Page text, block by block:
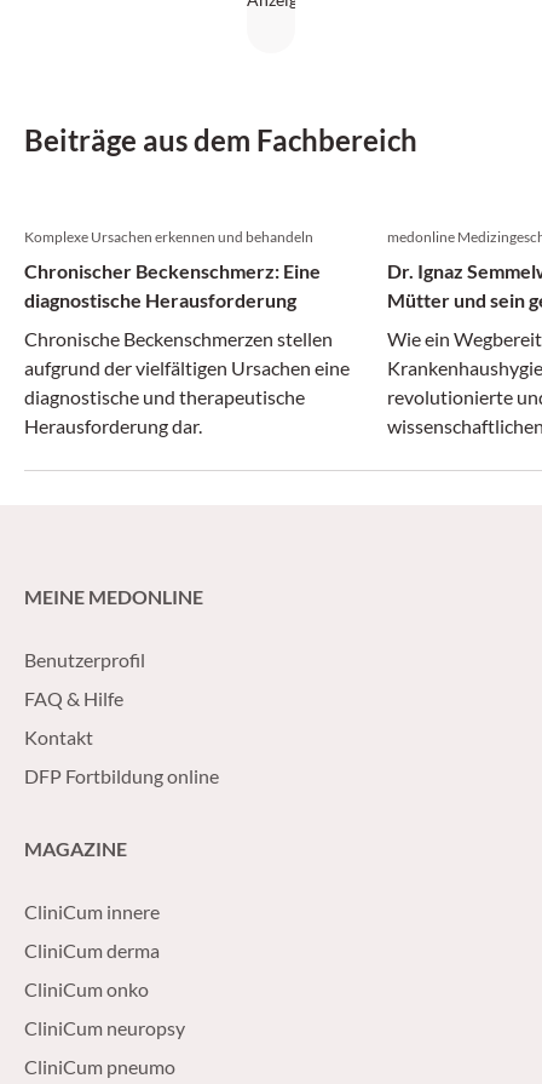
Beiträge aus dem Fachbereich
Komplexe Ursachen erkennen und behandeln
Chronischer Beckenschmerz: Eine
diagnostische Herausforderung
Chronische Beckenschmerzen stellen
aufgrund der vielfältigen Ursachen eine
diagnostische und therapeutische
Herausforderung dar.
medonline
Dr. Ignaz
Mütter und sein
Irrenanstalt
Wie ein
revolutionierte
MEINE MEDONLINE
Benutzerprofil
FAQ & Hilfe
Kontakt
DFP Fortbildung online
MAGAZINE
CliniCum innere
CliniCum derma
CliniCum onko
CliniCum neuropsy
CliniCum pneumo